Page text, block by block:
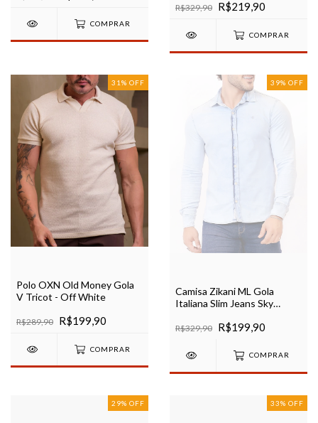
COMPRAR
R$329,90 R$219,90
COMPRAR
31 % OFF
Polo OXN Old Money Gola
V Tricot - Off White
R$289,90 R$199,90
COMPRAR
39% OFF
Camisa Zikani ML Gola
Italiana Slim Jeans Sky
R$329,90 R$199,90
COMPRAR
29% OFF 33% OFF